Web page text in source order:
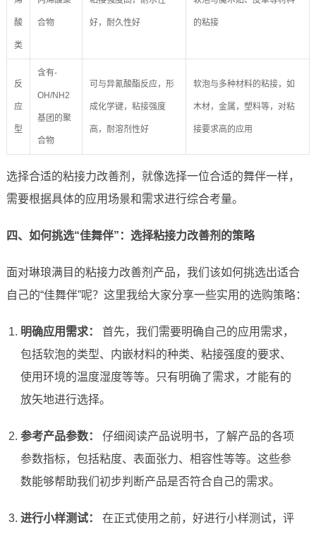
酸
类
合物 好，耐久性好 的粘接
反
应
型
含有-
OH/NH2
基团的聚
合物
可与异氰酸酯反应，形
成化学键，粘接强度
高，耐溶剂性好
软泡与多种材料的粘接，如
木材，金属，塑料等，对粘
接要求高的应用
选择合适的粘接力改善剂，就像选择一位合适的舞伴一样，
需要根据具体的应用场景和需求进行综合考量。
四、如何挑选“佳舞伴”：选择粘接力改善剂的策略
面对琳琅满目的粘接力改善剂产品，我们该如何挑选出适合
自己的“佳舞伴”呢？这里我给大家分享一些实用的选购策略：
明确应用需求：
首先，我们需要明确自己的应用需求，
包括软泡的类型、内嵌材料的种类、粘接强度的要求、
使用环境的温度湿度等等。只有明确了需求，才能有的
放矢地进行选择。
参考产品参数：
仔细阅读产品说明书，了解产品的各项
参数指标，包括粘度、表面张力、相容性等等。这些参
数能够帮助我们初步判断产品是否符合自己的需求。
进行小样测试：
在正式使用之前，好进行小样测试，评